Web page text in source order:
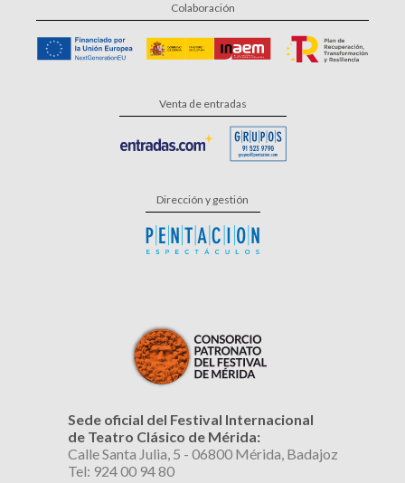
Colaboración
Venta de entradas
Dirección y gestión
Sede oficial del Festival Internacional
de Teatro Clásico de Mérida:
Calle Santa Julia, 5 - 06800 Mérida, Badajoz
Tel: 924 00 94 80